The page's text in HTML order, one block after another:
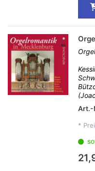
Art.-
*